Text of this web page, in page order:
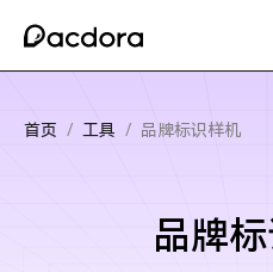
首页 / 工具 / 品牌标识样机
品牌